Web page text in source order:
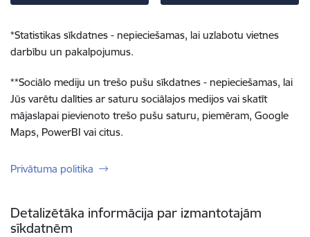
*Statistikas sīkdatnes - nepieciešamas, lai uzlabotu vietnes
darbību un pakalpojumus.
**Sociālo mediju un trešo pušu sīkdatnes - nepieciešamas, lai
Jūs varētu dalīties ar saturu sociālajos medijos vai skatīt
mājaslapai pievienoto trešo pušu saturu, piemēram, Google
Maps, PowerBI vai citus.
Privātuma politika
Detalizētāka informācija par izmantotajām
sīkdatnēm